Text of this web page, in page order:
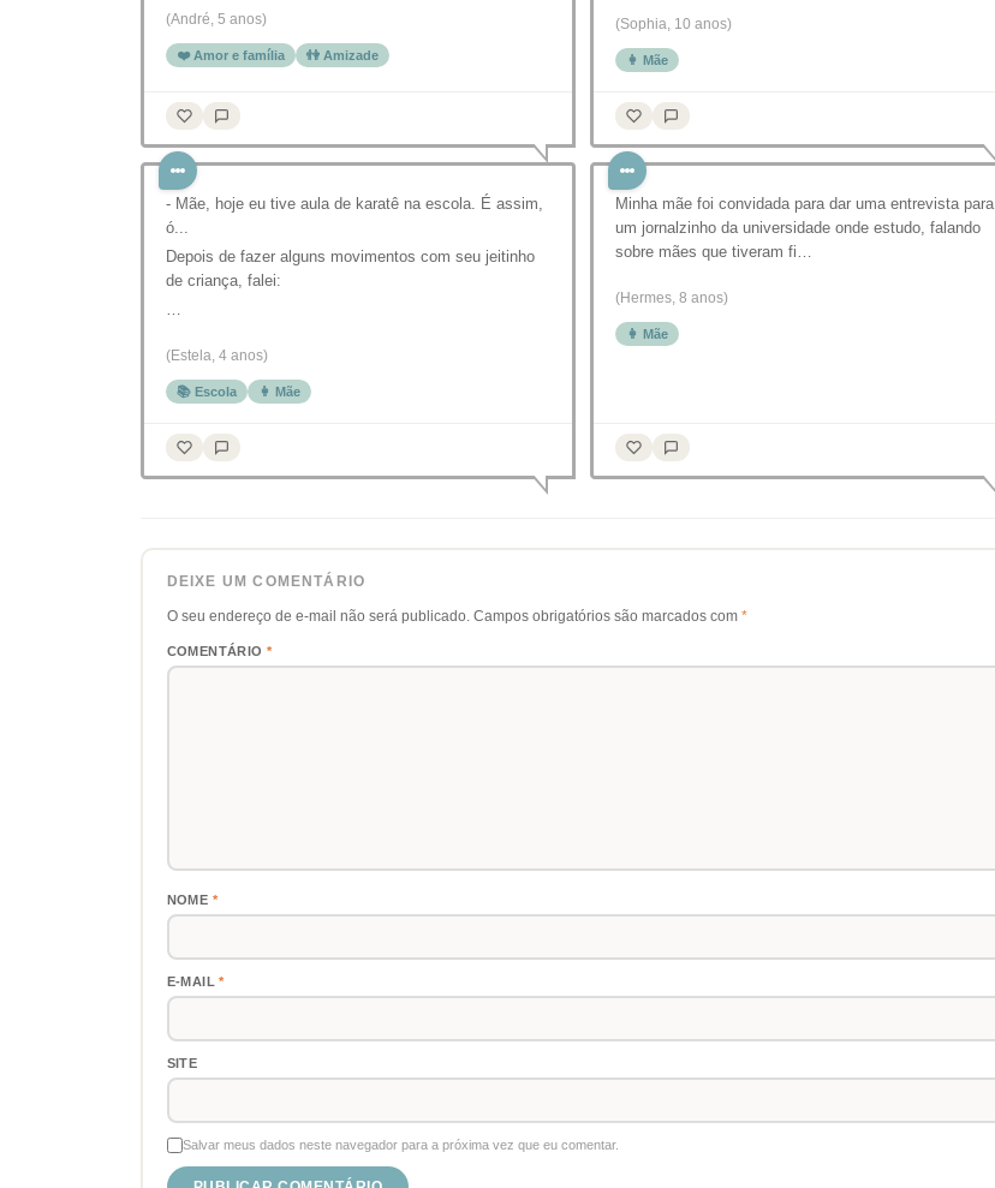
(André, 5 anos)
❤️ Amor e família 👫 Amizade
(Sophia, 10 anos)
👩 Mãe
- Mãe, hoje eu tive aula de karatê na escola. É assim,
ó...
Depois de fazer alguns movimentos com seu jeitinho
de criança, falei:
…
(Estela, 4 anos)
📚 Escola 👩 Mãe
Minha mãe foi convidada para dar uma entrevista para
um jornalzinho da universidade onde estudo, falando
sobre mães que tiveram fi…
(Hermes, 8 anos)
👩 Mãe
DEIXE UM COMENTÁRIO
O seu endereço de e-mail não será publicado. Campos obrigatórios são marcados com *
COMENTÁRIO *
NOME *
E-MAIL*
SITE
Salvar meus dados neste navegador para a próxima vez que eu comentar.